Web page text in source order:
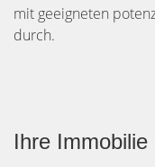
mit geeigneten
durch.
Ihre